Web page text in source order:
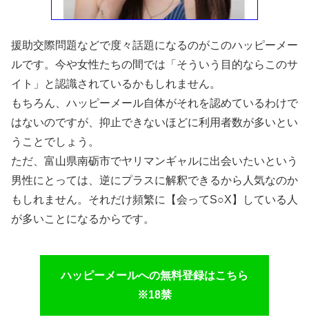
援助交際問題などで度々話題になるのがこのハッピーメー
ルです。今や女性たちの間では「そういう目的ならこのサ
イト」と認識されているかもしれません。
もちろん、ハッピーメール自体がそれを認めているわけで
はないのですが、抑止できないほどに利用者数が多いとい
うことでしょう。
ただ、富山県南砺市でヤリマンギャルに出会いたいという
男性にとっては、逆にプラスに解釈できるから人気なのか
もしれません。それだけ頻繁に【会ってS○X】している人
が多いことになるからです。
ハッピーメールへの無料登録はこちら
※18禁